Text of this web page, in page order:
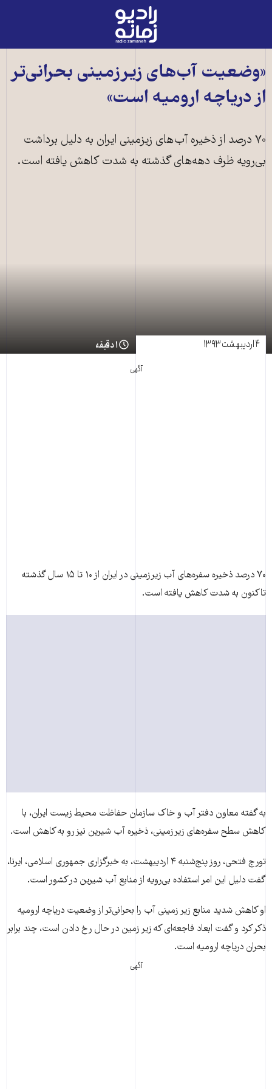
رادیو
زمانه
به
صفحه
اصلی
«وضعیت آب‌های زیرزمینی بحرانی‌تر
از دریاچه ارومیه است»
۷۰ درصد از ذخیره آب‌های زیزمینی ایران به دلیل برداشت
بی‌رویه ظرف دهه‌های گذشته به شدت کاهش یافته است.
۴ اردیبهشت ۱۳۹۳ ۱ دقیقه
آگهی
۷۰ درصد ذخیره سفره‌های آب زیرزمینی در ایران از ۱۰ تا ۱۵ سال گذشته
تاکنون به شدت کاهش یافته است.
به گفته معاون دفتر آب و خاک سازمان حفاظت محیط زیست ایران، با
کاهش سطح سفره‌های زیرزمینی، ذخیره آب شیرین نیز رو به کاهش است.
تورج فتحی، روز پنج‌شنبه ۴ اردیبهشت، به خبرگزاری جمهوری اسلامی، ایرنا،
گفت دلیل این امر استفاده بی‌رویه از منابع آب شیرین در کشور است.
او کاهش شدید منابع زیر زمینی آب را بحرانی‌تر از وضعیت دریاچه ارومیه
ذکر کرد و گفت ابعاد فاجعه‌ای که زیر زمین در حال رخ دادن است، چند برابر
بحران دریاچه ارومیه است.
آگهی